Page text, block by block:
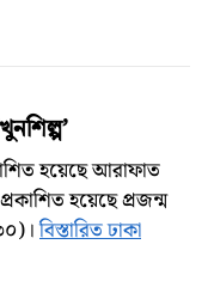
হয়েছে আরাফাত
হয়েছে প্রজন্ম
বিস্তারিত ঢাকা